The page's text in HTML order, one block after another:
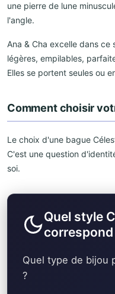
une pierre de lune
l'angle.
Ana & Cha excelle dans
légères, empilables,
Elles se portent seules ou
Comment choisir
Le choix d'une bague
C'est une question
soi.
Quel style
correspond
Quel type de bijou
?